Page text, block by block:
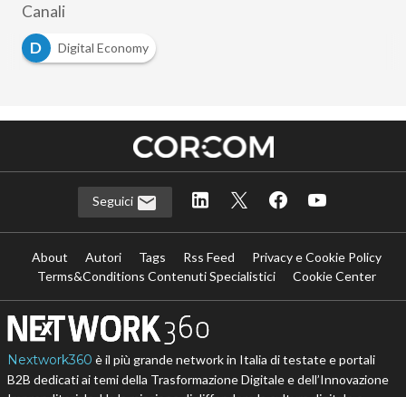
Canali
D
Digital Economy
Seguici
About Autori Tags Rss Feed
Privacy e Cookie Policy
Terms&Conditions Contenuti Specialistici
Cookie Center
Nextwork360 è il più grande network in Italia di testate e portali
B2B dedicati ai temi della Trasformazione Digitale e dell’Innovazione